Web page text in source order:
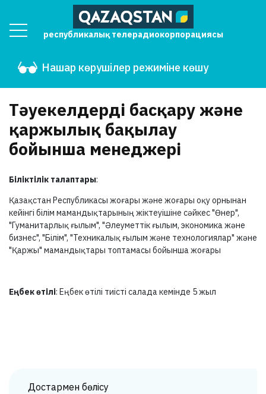
республикалық телерадиокорпорациясы
Нашар көрушілер режиміне көшу
Тәуекелдерді басқару және
қаржылық бақылау
бойынша менеджері
Біліктілік талаптары:
Қазақстан Республикасы жоғары және жоғары оқу орнынан
кейінгі білім мамандықтарының жіктеуішіне сәйкес "Өнер",
"Гуманитарлық ғылым", "Әлеуметтік ғылым, экономика және
бизнес", "Білім", "Техникалық ғылым және технологиялар" және
"Қаржы" мамандықтары топтамасы бойынша жоғары
Еңбек өтілі: Еңбек өтілі тиісті салада кемінде 5 жыл
Достармен бөлісу